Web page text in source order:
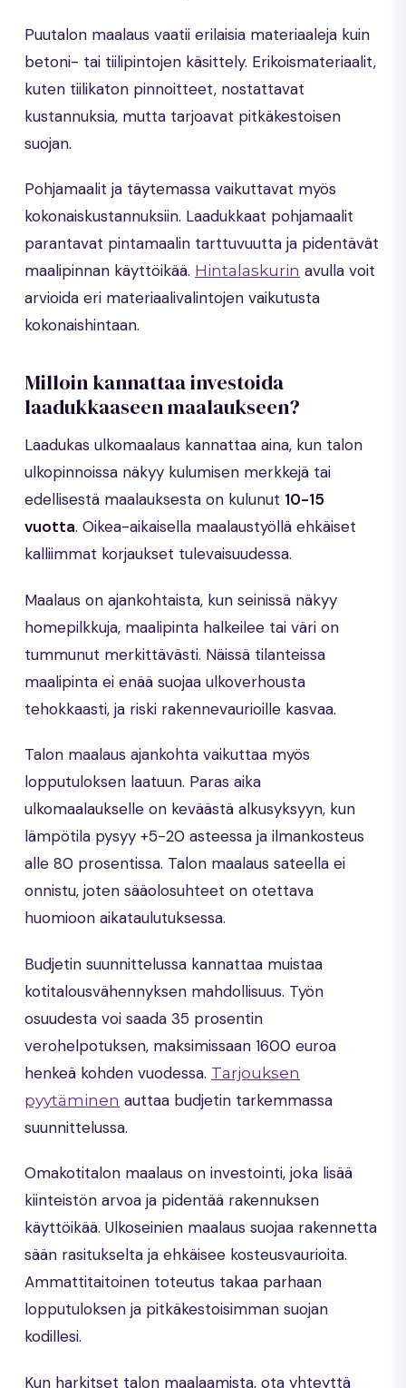
Puutalon maalaus vaatii erilaisia materiaaleja kuin
betoni- tai tiilipintojen käsittely. Erikoismateriaalit,
kuten tiilikaton pinnoitteet, nostattavat
kustannuksia, mutta tarjoavat pitkäkestoisen
suojan.
Pohjamaalit ja täytemassa vaikuttavat myös
kokonaiskustannuksiin. Laadukkaat pohjamaalit
parantavat pintamaalin tarttuvuutta ja pidentävät
maalipinnan käyttöikää. Hintalaskurin avulla voit
arvioida eri materiaalivalintojen vaikutusta
kokonaishintaan.
Milloin kannattaa investoida
laadukkaaseen maalaukseen?
Laadukas ulkomaalaus kannattaa aina, kun talon
ulkopinnoissa näkyy kulumisen merkkejä tai
edellisestä maalauksesta on kulunut 10-15
vuotta. Oikea-aikaisella maalaustyöllä ehkäiset
kalliimmat korjaukset tulevaisuudessa.
Maalaus on ajankohtaista, kun seinissä näkyy
homepilkkuja, maalipinta halkeilee tai väri on
tummunut merkittävästi. Näissä tilanteissa
maalipinta ei enää suojaa ulkoverhousta
tehokkaasti, ja riski rakennevaurioille kasvaa.
Talon maalaus ajankohta vaikuttaa myös
lopputuloksen laatuun. Paras aika
ulkomaalaukselle on keväästä alkusyksyyn, kun
lämpötila pysyy +5-20 asteessa ja ilmankosteus
alle 80 prosentissa. Talon maalaus sateella ei
onnistu, joten sääolosuhteet on otettava
huomioon aikataulutuksessa.
Budjetin suunnittelussa kannattaa muistaa
kotitalousvähennyksen mahdollisuus. Työn
osuudesta voi saada 35 prosentin
verohelpotuksen, maksimissaan 1600 euroa
henkeä kohden vuodessa. Tarjouksen
pyytäminen auttaa budjetin tarkemmassa
suunnittelussa.
Omakotitalon maalaus on investointi, joka lisää
kiinteistön arvoa ja pidentää rakennuksen
käyttöikää. Ulkoseinien maalaus suojaa rakennetta
sään rasitukselta ja ehkäisee kosteusvaurioita.
Ammattitaitoinen toteutus takaa parhaan
lopputuloksen ja pitkäkestoisimman suojan
kodillesi.
Kun harkitset talon maalaamista, ota yhteyttä